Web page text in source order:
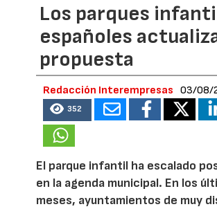
Los parques
españoles
propuesta
Redacción Interempresas 03/08/
352
El parque infantil ha escalado
en la agenda municipal. En los
meses, ayuntamientos de muy